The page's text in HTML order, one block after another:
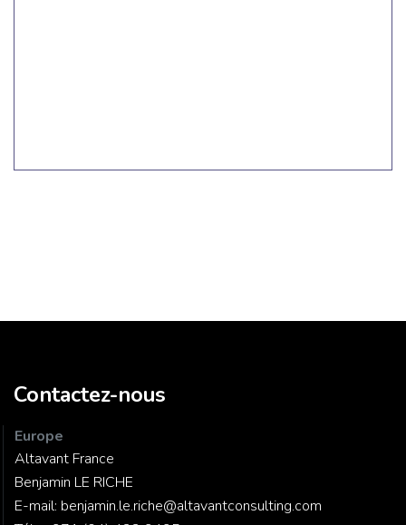
Contactez-nous
Europe
Altavant France
Benjamin LE RICHE
E-mail: benjamin.le.riche@altavantconsulting.com